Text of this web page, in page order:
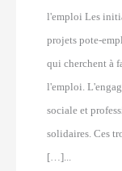
l'emploi Les
projets pote-
qui cherchent à
l'emploi.
sociale et
solidaires. Ces
[…]...